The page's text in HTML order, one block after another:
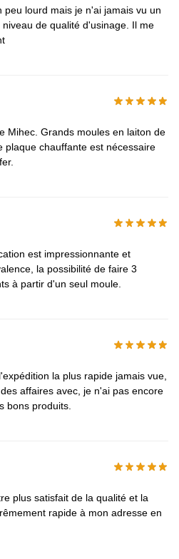
peu lourd mais je n'ai jamais vu un
de qualité d'usinage. Il me
Mihec. Grands moules en laiton de
plaque chauffante est nécessaire
est impressionnante et
la possibilité de faire 3
à partir d'un seul moule.
la plus rapide jamais vue,
affaires avec, je n'ai pas encore
bons produits.
plus satisfait de la qualité et la
rapide à mon adresse en